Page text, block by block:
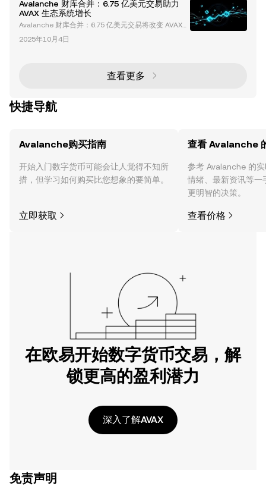
交了现货Avalanche（AVAX）ETF的申请，旨在为机构
投资者提供直接接触AVAX代币的机会。这一举措使Bit
wise直接与VanEck和Grayscale等行业领导者竞争，
突显了对Avalanche
Avalanche 财库合并：6.75 亿美元交易助力
AVAX 生态系统增长
Avalanche 财库合并：6.75 亿美元交易将改变 AVAX
生态系统 加密货币行业迎来了一项突破性发展，Avala
nche Treasury Co.（AVAT）与 Mountain Lake Acqui
的 AVAX 代币财库，旨在将 Avalanche 打造成企业级
2025年10月4日
查看更多
快捷导航
Avalanche购买指南
开始入门数字货币可能会让人觉得不知所
措，但学习如何购买比您想象的要简单。
立即获取
查看 Avalanche
参考 Avalanche 的
情绪、最新资讯等一
更明智的决策。
查看价格
在欧易开始数字货币交易，解
锁更高的盈利潜力
深入了解AVAX
免责声明